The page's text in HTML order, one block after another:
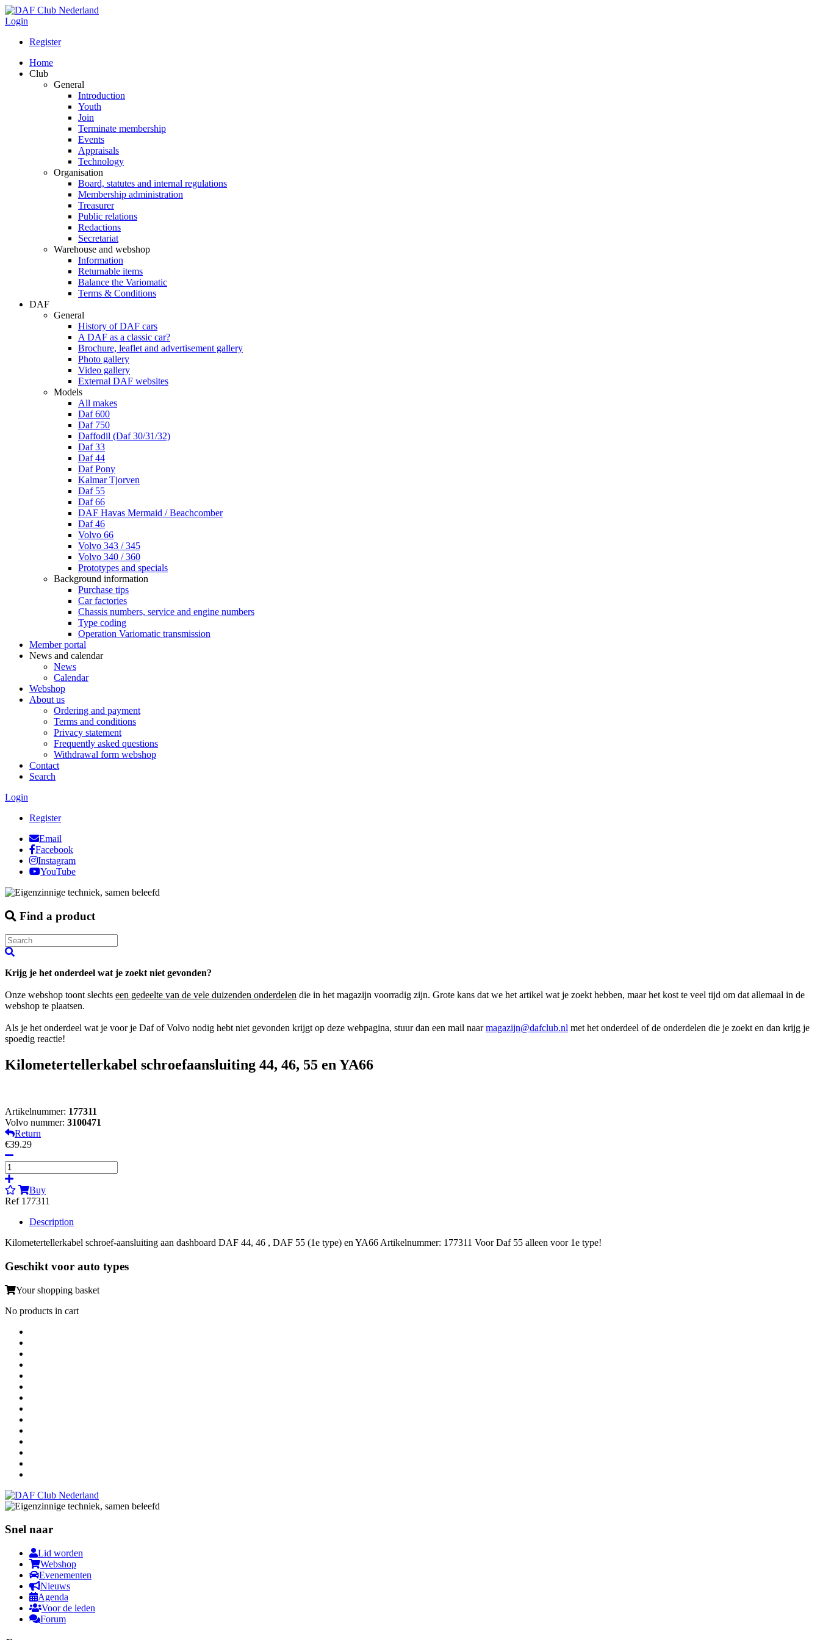
Login
Register
Home
Club
General
Introduction
Youth
Join
Terminate membership
Events
Appraisals
Technology
Organisation
Board, statutes and internal regulations
Membership administration
Treasurer
Public relations
Redactions
Secretariat
Warehouse and webshop
Information
Returnable items
Balance the Variomatic
Terms & Conditions
DAF
General
History of DAF cars
A DAF as a classic car?
Brochure, leaflet and advertisement gallery
Photo gallery
Video gallery
External DAF websites
Models
All makes
Daf 600
Daf 750
Daffodil (Daf 30/31/32)
Daf 33
Daf 44
Daf Pony
Kalmar Tjorven
Daf 55
Daf 66
DAF Havas Mermaid / Beachcomber
Daf 46
Volvo 66
Volvo 343 / 345
Volvo 340 / 360
Prototypes and specials
Background information
Purchase tips
Car factories
Chassis numbers, service and engine numbers
Type coding
Operation Variomatic transmission
Member portal
News and calendar
News
Calendar
Webshop
About us
Ordering and payment
Terms and conditions
Privacy statement
Frequently asked questions
Withdrawal form webshop
Contact
Search
Login
Register
Email
Facebook
Instagram
YouTube
Find a product
Krijg je het onderdeel wat je zoekt niet gevonden?
Onze webshop toont slechts een gedeelte van de vele duizenden onderdelen die in het magazijn voorradig zijn. Grote kans dat we het artikel wat je zoekt hebben, maar het kost te veel tijd om dat allemaal in de
webshop te plaatsen.
Als je het onderdeel wat je voor je Daf of Volvo nodig hebt niet gevonden krijgt op deze webpagina, stuur dan een mail naarmagazijn@dafclub.nl met het onderdeel of de onderdelen die je zoekt en dan krijg je
spoedig reactie!
Kilometertellerkabel schroefaansluiting 44, 46, 55 en YA66
Artikelnummer: 177311
Volvo nummer: 3100471
Return
€39.29
Buy
Ref 177311
Description
Kilometertellerkabel schroef-aansluiting aan dashboard DAF 44, 46 , DAF 55 (1e type) en YA66 Artikelnummer: 177311 Voor Daf 55 alleen voor 1e type!
Geschikt voor auto types
Your shopping basket
No products in cart
Snel naar
Lid worden
Webshop
Evenementen
Nieuws
Agenda
Voor de leden
Forum